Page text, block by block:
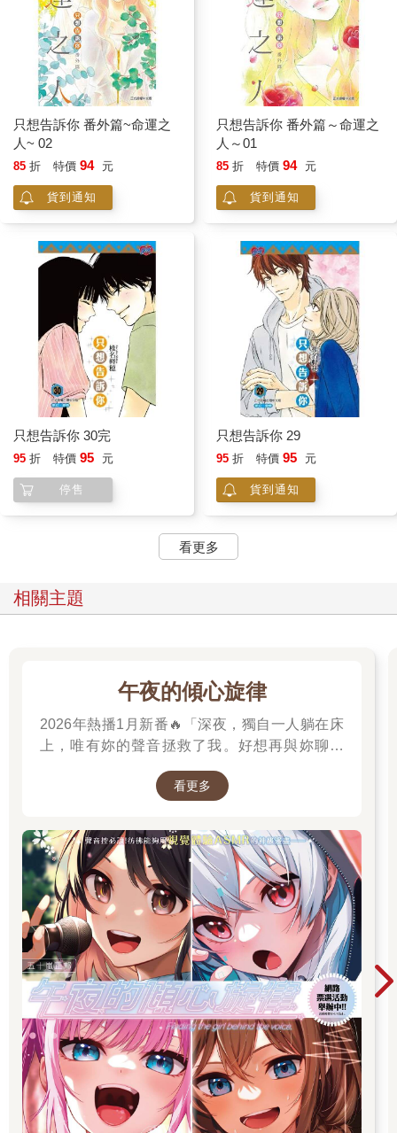
只想告訴你 番外篇~命運之
人~ 02
85 折 特價 94 元
貨到通知
只想告訴你 番外篇～命運之
人～01
85 折 特價 94 元
貨到通知
只想告訴你 30完
95 折 特價 95 元
停售
只想告訴你 29
95 折 特價 95 元
貨到通知
看更多
相關主題
午夜的傾心旋律
2026年熱播1月新番🔥「深夜，獨自一人躺在床
上，唯有妳的聲音拯救了我。好想再與妳聊一
次，我有話想對妳說。」高二的山吹有栖一直在
尋找一個長相成謎、本名不詳，化名為「阿波
看更多